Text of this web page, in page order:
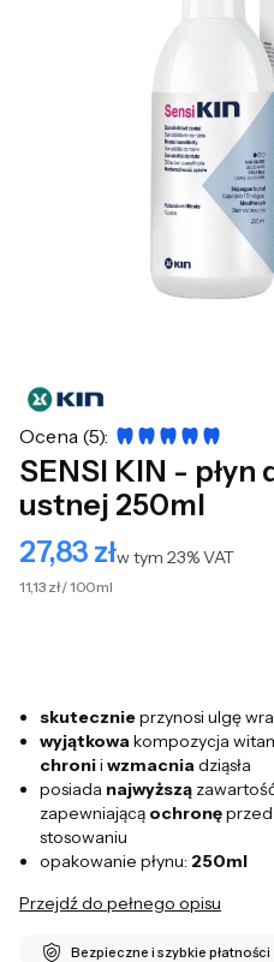
Ocena (5):
SENSI KIN - płyn
ustnej 250ml
Cena
27,83 złw tym 23% VAT
w tym 23%VAT
11,13 zł / 100ml
skutecznieprzynosi ulgę
wyjątkowakompozycja
chronii wzmacniadziąsła
posiada najwyższą
zapewniającą ochronęprzed
stosowaniu
opakowanie płynu: 250ml
Przejdź do pełnego opisu
Bezpieczne i szybkie płatności